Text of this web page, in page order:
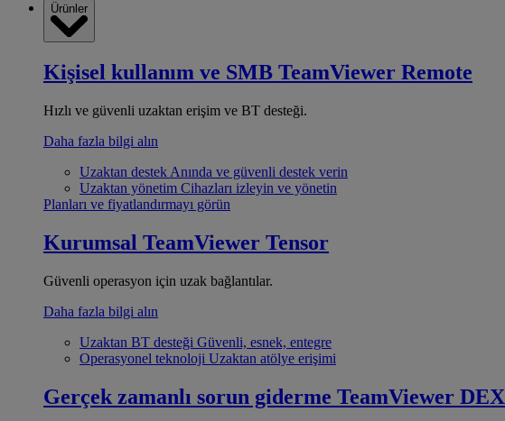
Ürünler
Kişisel kullanım ve SMB TeamViewer Remote
Hızlı ve güvenli uzaktan erişim ve BT desteği.
Daha fazla bilgi alın
Uzaktan destek Anında ve güvenli destek verin
Uzaktan yönetim Cihazları izleyin ve yönetin
Planları ve fiyatlandırmayı görün
Kurumsal TeamViewer Tensor
Güvenli operasyon için uzak bağlantılar.
Daha fazla bilgi alın
Uzaktan BT desteği Güvenli, esnek, entegre
Operasyonel teknoloji Uzaktan atölye erişimi
Gerçek zamanlı sorun giderme TeamViewer DEX